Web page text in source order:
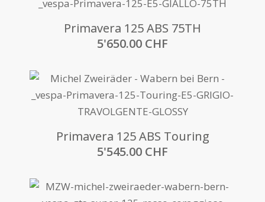
Primavera 125 ABS 75TH
5'650.00 CHF
Primavera 125 ABS Touring
5'545.00 CHF